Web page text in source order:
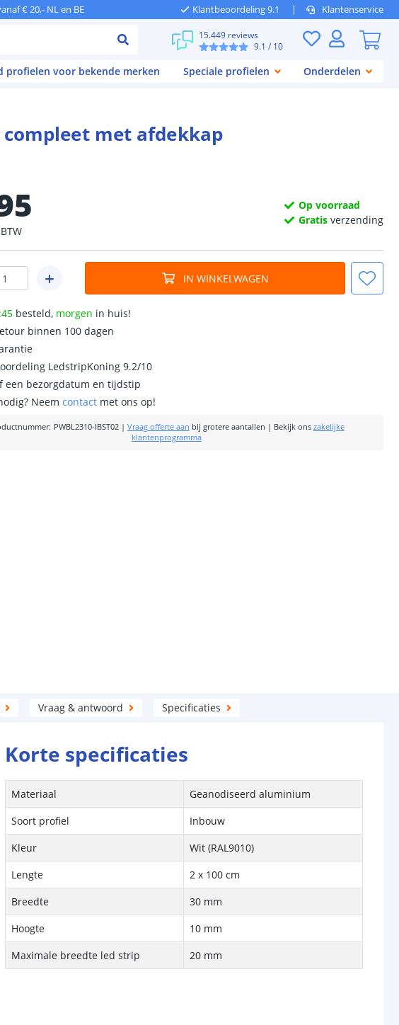
€ 20,- NL en BE Klantbeoordeling 9.1 Klantenservice
15.449 reviews
9.1 / 10
profielen voor bekende merken Speciale profielen Onderdelen
met afdekkap
BTW
Op voorraad
Gratis verzending
IN WINKELWAGEN
besteld, morgen in huis!
binnen 100 dagen
LedstripKoning 9.2/10
een bezorgdatum en tijdstip
Neemcontact met ons op!
: PWBL2310-IBST02| Vraag offerte aan bij grotere aantallen | Bekijk ons zakelijke
klantenprogramma
Vraag & antwoord Specificaties
Korte specificaties
Materiaal
Geanodiseerd aluminium
Soort profiel
Inbouw
Kleur
Wit (RAL9010)
Lengte
2 x 100 cm
Breedte
30 mm
Hoogte
10 mm
Maximale breedte led strip
20 mm